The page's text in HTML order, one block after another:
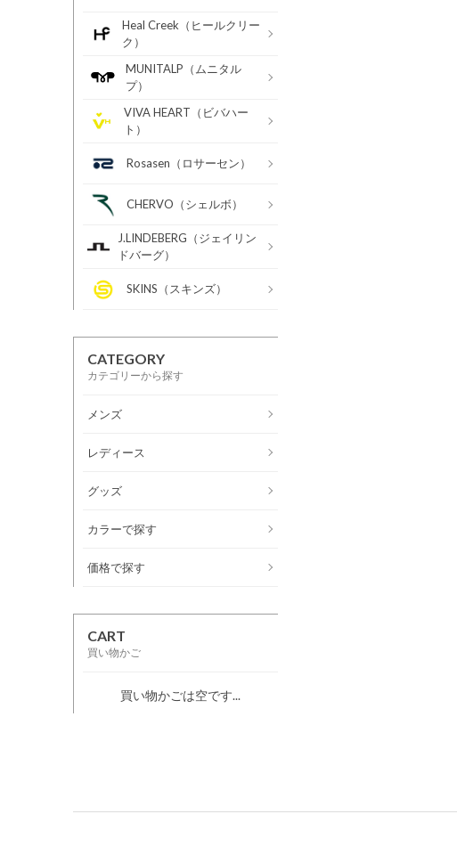
Heal Creek（ヒールクリー
ク）
MUNITALP（ムニタル
プ）
VIVA HEART（ビバハー
ト）
Rosasen（ロサーセン）
CHERVO（シェルボ）
J.LINDEBERG（ジェイリン
ドバーグ）
SKINS（スキンズ）
CATEGORY
カテゴリーから探す
メンズ
レディース
グッズ
カラーで探す
価格で探す
CART
買い物かご
買い物かごは空です...